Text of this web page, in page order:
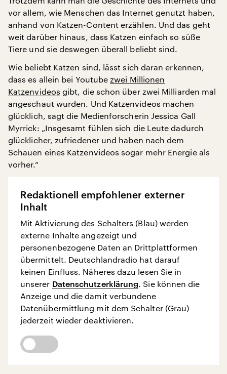
vor allem, wie Menschen das Internet genutzt haben,
anhand von Katzen-Content erzählen. Und das geht
weit darüber hinaus, dass Katzen einfach so süße
Tiere und sie deswegen überall beliebt sind.
Wie beliebt Katzen sind, lässt sich daran erkennen,
dass es allein bei Youtube zwei Millionen
Katzenvideos gibt, die schon über zwei Milliarden mal
angeschaut wurden. Und Katzenvideos machen
glücklich, sagt die Medienforscherin Jessica Gall
Myrrick: „Insgesamt fühlen sich die Leute dadurch
glücklicher, zufriedener und haben nach dem
Schauen eines Katzenvideos sogar mehr Energie als
vorher.“
Redaktionell empfohlener externer
Inhalt
Mit Aktivierung des Schalters (Blau) werden
externe Inhalte angezeigt und
personenbezogene Daten an Drittplattformen
übermittelt. Deutschlandradio hat darauf
keinen Einfluss. Näheres dazu lesen Sie in
unserer Datenschutzerklärung. Sie können die
Anzeige und die damit verbundene
Datenübermittlung mit dem Schalter (Grau)
jederzeit wieder deaktivieren.